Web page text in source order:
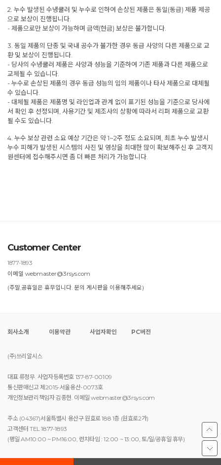
2. 누수 발생된 수냉쿨러 및 누수로 인하여 손상된 제품은 동일(동급) 제품 제공
으로 보상이 진행됩니다.
- 제품으로만 보상이 가능하며 금액(현금) 보상은 불가합니다.
3. 동일 제품의 단종 및 국내 공수가 불가한 경우 동급 사양의 다른 제품으로 교
환 및 보상이 진행됩니다.
- 당사의 수냉쿨러 제품은 사양과 성능을 기준하여 기존 제품과 다른 제품으로
교체될 수 있습니다.
- 누수로 손상된 제품의 경우 동급 성능의 임의 제품이나 타사 제품으로 대체될
수 있습니다.
- 대체될 제품은 제품명 및 라인업과 관계 없이 표기된 성능을 기준으로 당사에
서 확인 후 선정되며, 사용기간 및 제조사의 상황에 따라서 리퍼 제품으로 교환
될 수도 있습니다.
4. 누수 보상 관련 소요 예상 기간은 약 1~2주 정도 소요되며, 최초 누수 발생시
누수 피해가 발생된 시스템의 사진 및 영상을 최대한 많이 확보해주신 후 고객지
원센터에 접수해주시면 좀 더 빠른 처리가 가능합니다.
Customer Center
1877-1893
이메일 webmaster@3rsys.com
(주말,공휴일은 휴무입니다. 문의 게시판을 이용해주세요)
회사소개 이용약관 사업자확인 PC버전
(주)쓰리알시스
대표 류정무. 사업자등록번호 137-87-00109
통신판매신고 제2015-서울용산-0073호
개인정보관리책임자 김종현. 이메일 webmaster@3rsys.com
주소 (04367)서울특별시 용산구 원효로 188 1층 (원효로2가)
고객센터 TEL 1877-1893
(평일 AM10:00 ~ PM16:00, 런치타임 : 12:00 ~ 13:00, 토/일/공휴일 휴무)